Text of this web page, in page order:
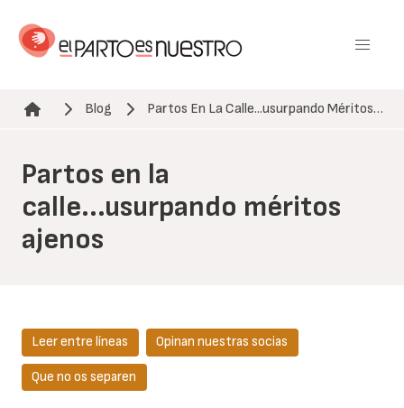
contenido
Ruta de navegación
Blog Partos En La Calle...usurpando Méritos…
Partos en la
calle...usurpando méritos
ajenos
Leer entre líneas Opinan nuestras socias
Que no os separen